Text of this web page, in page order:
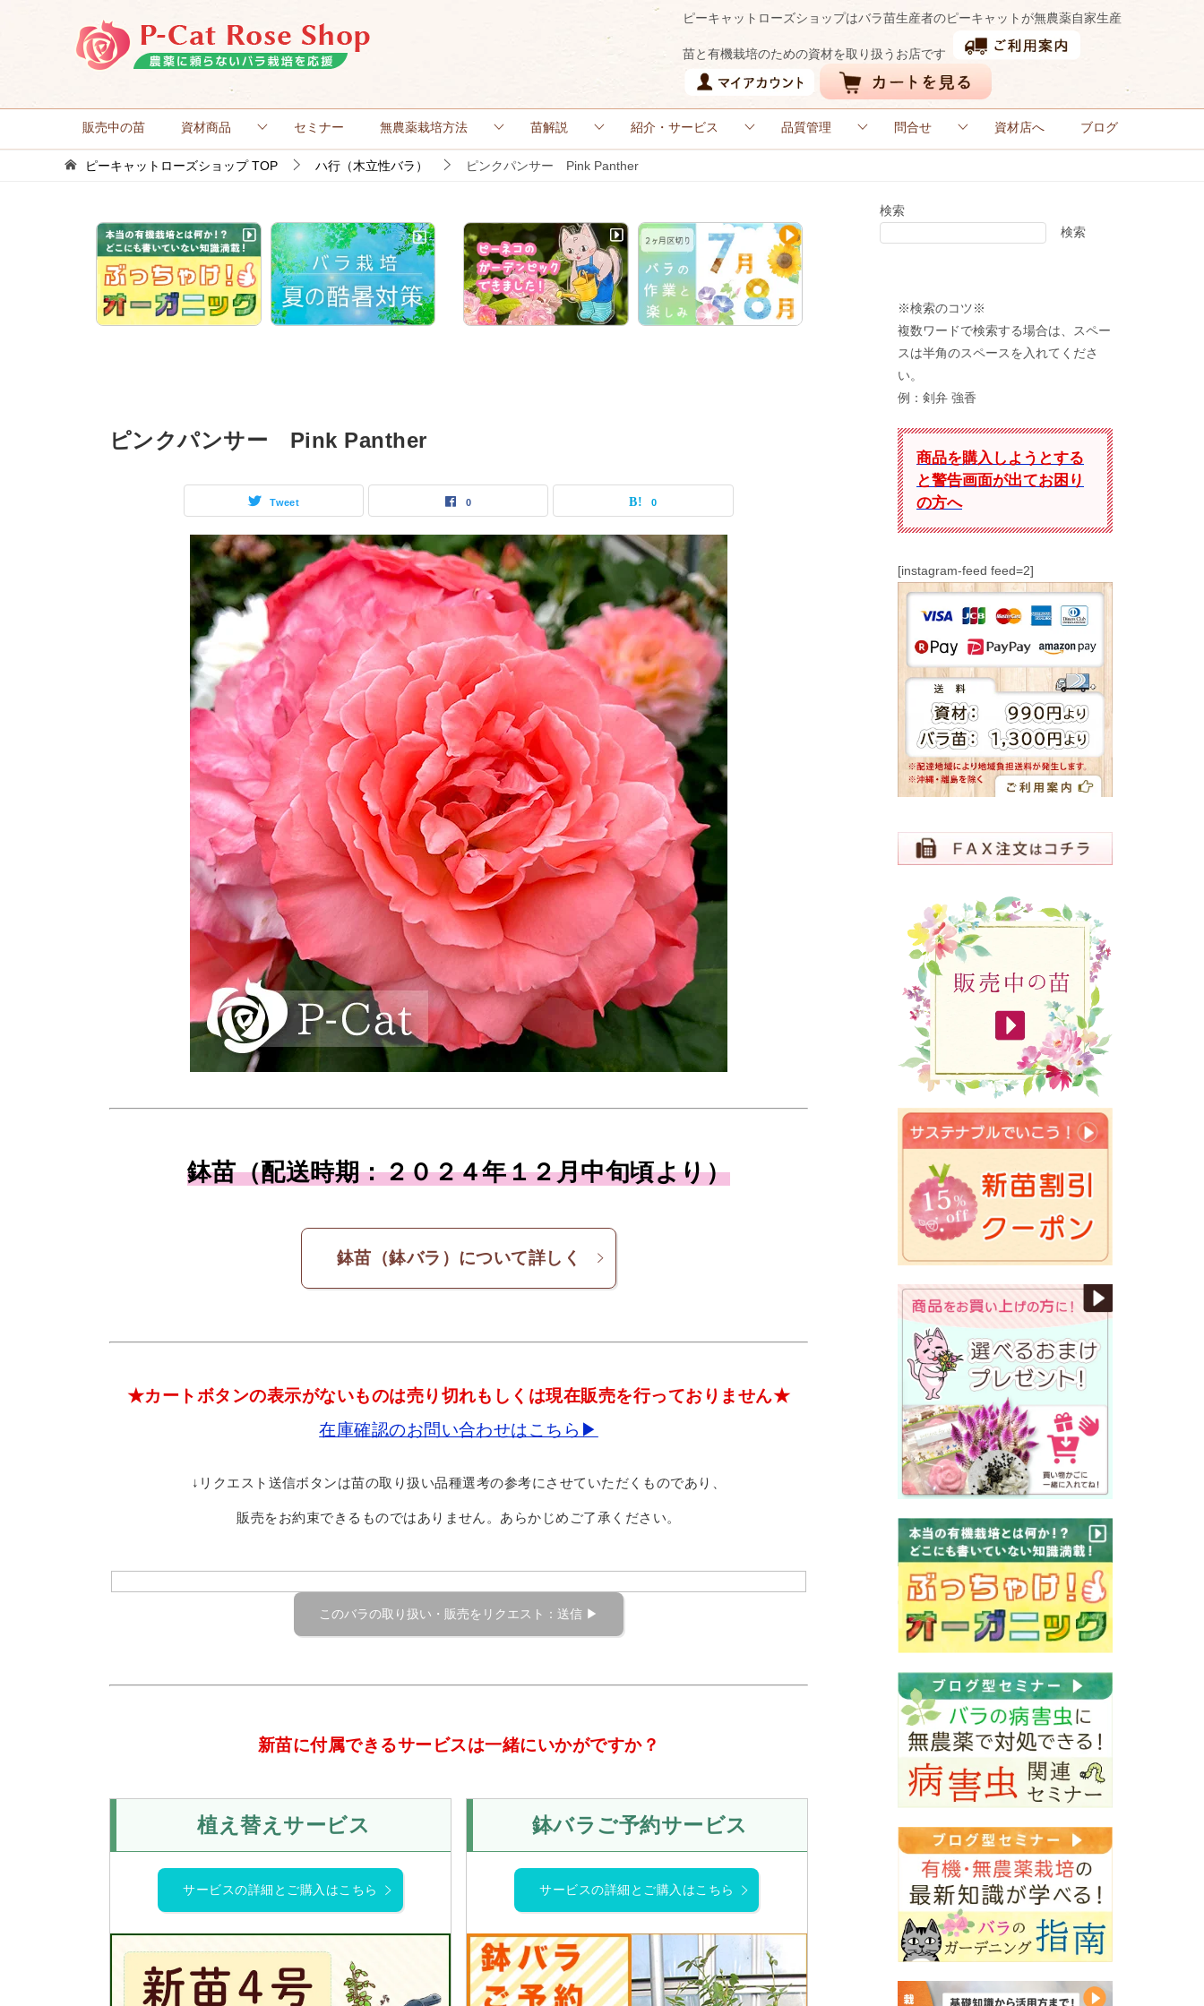
ピーキャットローズショップはバラ苗生産者のピーキャットが無農薬自家生産
苗と有機栽培のための資材を取り扱うお店です
販売中の苗 資材商品 セミナー 無農薬栽培方法 苗解説 紹介・サービス 品質管理 問合せ 資材店へ ブログ
ピーキャットローズショップTOP ハ行（木立性バラ） ピンクパンサー Pink Panther
ピンクパンサー Pink Panther
Tweet 0 0
鉢苗（配送時期：２０２４年１２月中旬頃より）
鉢苗（鉢バラ）について詳しく
★カートボタンの表示がないものは売り切れもしくは現在販売を行っておりません★
在庫確認のお問い合わせはこちら▶
↓リクエスト送信ボタンは苗の取り扱い品種選考の参考にさせていただくものであり、
販売をお約束できるものではありません。あらかじめご了承ください。
新苗に付属できるサービスは一緒にいかがですか？
植え替えサービス
サービスの詳細とご購入はこちら
鉢バラご予約サービス
サービスの詳細とご購入はこちら
検索
検索
※検索のコツ※
複数ワードで検索する場合は、スペー
スは半角のスペースを入れてくださ
い。
例：剣弁 強香
商品を購入しようとする
と警告画面が出てお困り
の方へ
[instagram-feed feed=2]